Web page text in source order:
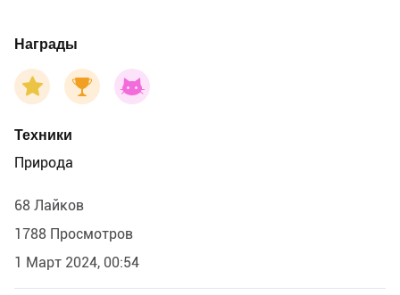
Богданов «Домашний воробей».)🐦
Моя иллюстрация к рассказу Модеста Богданова «
Домашний воробей» для издательства Качели.
Награды
Техники
Природа
68 Лайков
1788 Просмотров
1 Март 2024, 00:54